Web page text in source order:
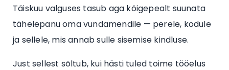
Täiskuu valguses tasub aga kõigepealt suunata
tähelepanu oma vundamendile — perele, kodule
ja sellele, mis annab sulle sisemise kindluse.
Just sellest sõltub, kui hästi tuled toime tööelus